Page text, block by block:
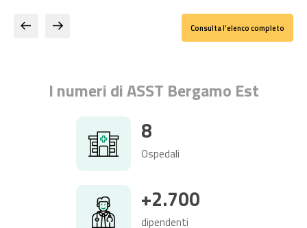
Consulta l’elenco completo
I numeri di ASST Bergamo Est
8
Ospedali
+2.700
dipendenti